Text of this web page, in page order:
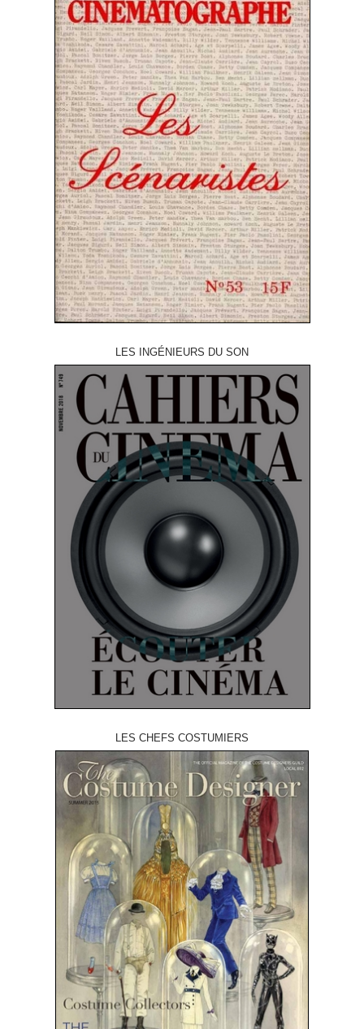
LES INGÉNIEURS DU SON
LES CHEFS COSTUMIERS